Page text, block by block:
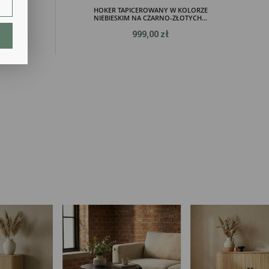
HOKER TAPICEROWANY W KOLORZE
NIEBIESKIM NA CZARNO-ZŁOTYCH...
999,00 zł